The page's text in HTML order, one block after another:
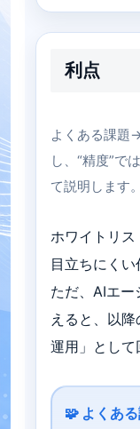
利点
よくある課題
し、“精度”で
て説明します。
ホワイトリス
目立ちにくい
ただ、AIエ
えると、以
運用」として
🧩 よくあ